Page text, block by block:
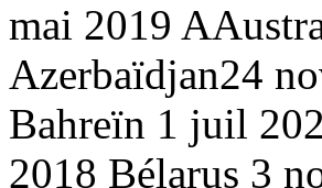
mai 2019 A
Azerbaïdjan24
Bahreïn 1 juil
2018 Bélarus 3